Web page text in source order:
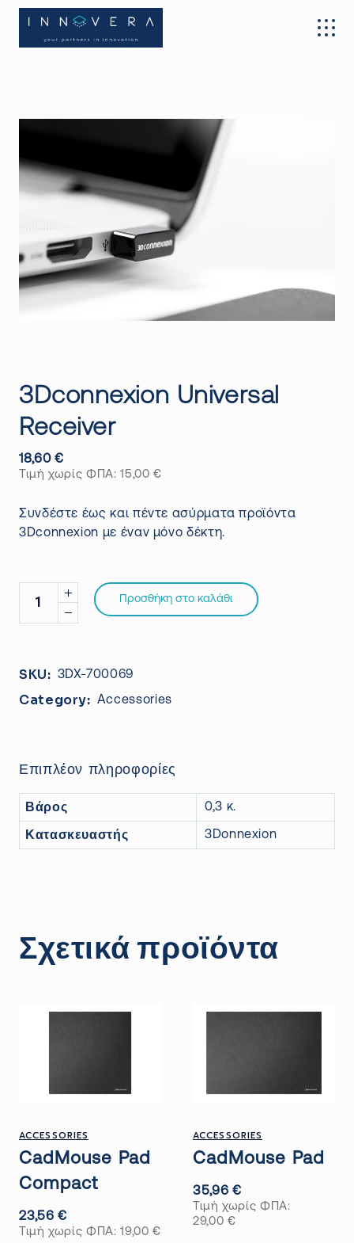
3Dconnexion Universal
Receiver
18,60 €
Τιμή χωρίς ΦΠΑ:15,00€
Συνδέστε έως και πέντε ασύρματα προϊόντα
3Dconnexion με έναν μόνο δέκτη.
Προσθήκη στο καλάθι
SKU: 3DX-700069
Category: Accessories
Επιπλέον πληροφορίες
Βάρος 0,3 κ.
Κατασκευαστής 3Donnexion
Σχετικά προϊόντα
ACCESSORIES
CadMouse Pad
Compact
23,56 €
Τιμή χωρίς ΦΠΑ:19,00€
ACCESSORIES
CadMouse Pad
35,96 €
Τιμή χωρίς ΦΠΑ:
29,00 €